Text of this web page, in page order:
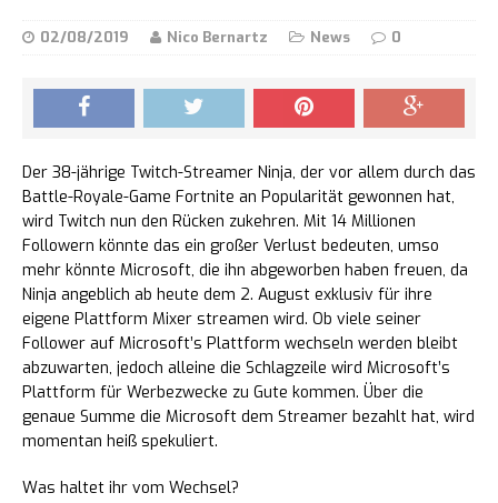
02/08/2019 Nico Bernartz News 0
Der 38-jährige Twitch-Streamer Ninja, der vor allem durch das
Battle-Royale-Game Fortnite an Popularität gewonnen hat,
wird Twitch nun den Rücken zukehren. Mit 14 Millionen
Followern könnte das ein großer Verlust bedeuten, umso
mehr könnte Microsoft, die ihn abgeworben haben freuen, da
Ninja angeblich ab heute dem 2. August exklusiv für ihre
eigene Plattform Mixer streamen wird. Ob viele seiner
Follower auf Microsoft’s Plattform wechseln werden bleibt
abzuwarten, jedoch alleine die Schlagzeile wird Microsoft’s
Plattform für Werbezwecke zu Gute kommen. Über die
genaue Summe die Microsoft dem Streamer bezahlt hat, wird
momentan heiß spekuliert.
Was haltet ihr vom Wechsel?